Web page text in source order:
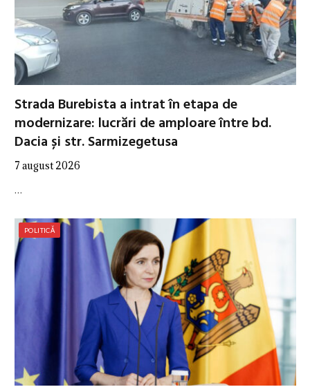
Strada Burebista a intrat în etapa de
modernizare: lucrări de amploare între bd.
Dacia și str. Sarmizegetusa
7 august 2026
…
POLITICĂ